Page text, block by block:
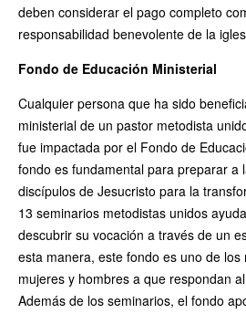
deben considerar el pago completo
responsabilidad benevolente de la
Fondo de Educación Ministerial
Cualquier persona que ha sido
ministerial de un pastor metodista
fue impactada por el Fondo de
fondo es fundamental para preparar a
discípulos de Jesucristo para la
13 seminarios metodistas unidos
descubrir su vocación a través de un
esta manera, este fondo es uno de
mujeres y hombres a que respondan
Además de los seminarios, el fondo